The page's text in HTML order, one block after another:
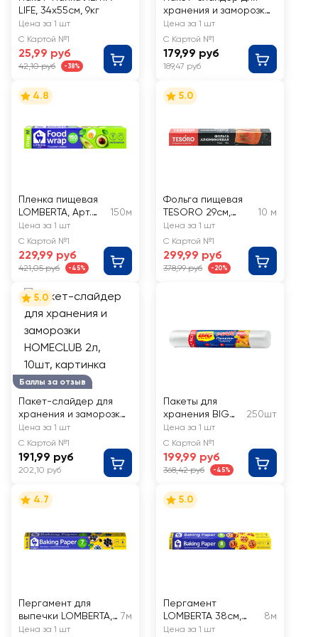
LIFE, 34x55см, 9кг
Цена за 1 шт
С Картой №1
25,99 руб
42,10 руб -38%
хранения и заморозки
HOMECLUB 1л, 10шт
Цена за 1 шт
С Картой №1
179,99 руб
189,47 руб
4.8
Пленка пищевая
LOMBERTA, Арт.
721505
150м
Цена за 1 шт
С Картой №1
229,99 руб
421,05 руб -45%
5.0
Фольга пищевая
TESORO 29см,
9мкм,
алюминиевая, Арт.
FOL291009
10 м
Цена за 1 шт
С Картой №1
299,99 руб
378,99 руб -20%
Баллы за отзыв
5.0
Пакет-слайдер для
хранения и заморозки
HOMECLUB 2л, 10шт
Цена за 1 шт
С Картой №1
191,99 руб
202,10 руб
Пакеты для
хранения BIG
CITY LIFE Max,
Арт. 14410567
250шт
Цена за 1 шт
С Картой №1
199,99 руб
368,42 руб -45%
4.7
Пергамент для
выпечки LOMBERTA,
Арт. 720864
7м
Цена за 1 шт
5.0
Пергамент
LOMBERTA 38см,
Арт. 721116
8м
Цена за 1 шт